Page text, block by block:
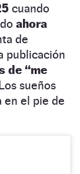
cuando
ahora
de
publicación
de “me
sueños
en el pie de